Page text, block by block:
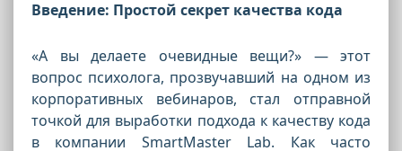
Введение: Простой секрет качества кода
«А вы делаете очевидные вещи?» — этот
вопрос психолога, прозвучавший на одном из
корпоративных вебинаров, стал отправной
точкой для выработки подхода к качеству кода
в компании SmartMaster Lab. Как часто